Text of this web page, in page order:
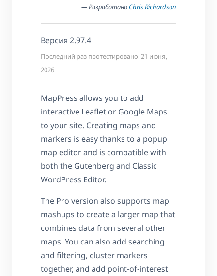
— Разработано Chris Richardson
Версия 2.97.4
Последний раз протестировано: 21 июня,
2026
MapPress allows you to add
interactive Leaflet or Google Maps
to your site. Creating maps and
markers is easy thanks to a popup
map editor and is compatible with
both the Gutenberg and Classic
WordPress Editor.
The Pro version also supports map
mashups to create a larger map that
combines data from several other
maps. You can also add searching
and filtering, cluster markers
together, and add point-of-interest